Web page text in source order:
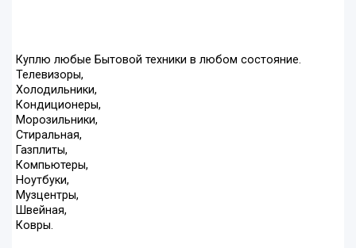
Куплю любые Бытовой техники в любом состояние.
Телевизоры,
Холодильники,
Кондиционеры,
Морозильники,
Стиральная,
Газплиты,
Компьютеры,
Ноутбуки,
Музцентры,
Швейная,
Ковры.